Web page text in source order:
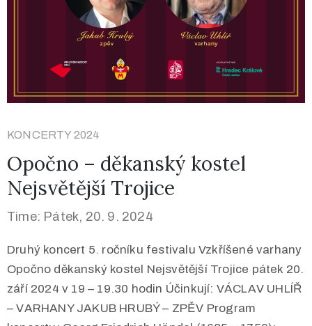
KONCERTY 2024
Opočno – děkanský kostel
Nejsvětější Trojice
Time: Pátek, 20. 9. 2024
Druhý koncert 5. ročníku festivalu Vzkříšené varhany
Opočno děkanský kostel Nejsvětější Trojice pátek 20.
září 2024 v 19 – 19.30 hodin Účinkují: VÁCLAV UHLÍŘ
– VARHANY JAKUB HRUBÝ – ZPĚV Program